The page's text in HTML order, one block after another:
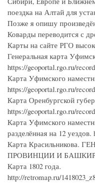
поездка на Алтай для
Позже я опишу
Коварды переводится с
Карты на сайте РГО
Генеральная карта
https://geoportal.rgo.ru/
Карта Уфимского
https://geoportal.rgo.ru/
Карта Оренбургской
https://geoportal.rgo.ru/
Карта Уфимского
разделённая на 12
Карта
ПРОВИНЦИИ И
Карта 1802 года.
http://retromap.ru/